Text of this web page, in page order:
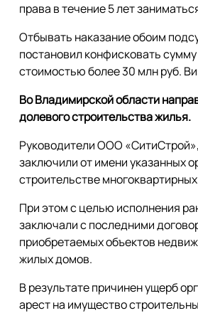
права в течение 5 лет
Отбывать наказание обоим
постановил конфисковать
стоимостью более 30 млн руб.
Во Владимирской области
долевого строительства жилья.
Руководители ООО
заключили от имени указанных
строительстве
При этом с целью исполнения
заключали с последними
приобретаемых объектов
жилых домов.
В результате причинен ущерб
арест на имущество